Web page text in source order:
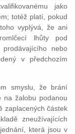
jako
totéž platí, pokud
vyplývá, že ani
lhůty pod
nebo
v předchozím
smyslu, že brání
žalobu podanou
zaplacených částek
zneužívajících
která jsou v